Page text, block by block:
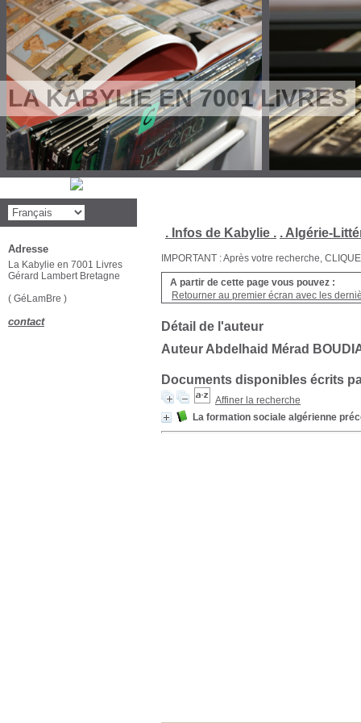
LA KABYLIE EN 7001 LIVRES
. Infos de Kabylie . . Algérie-
IMPORTANT : Après votre recherche,
A partir de cette page vous pouvez :
Retourner au premier écran avec les
Détail de l'auteur
Auteur Abdelhaid Mérad
Documents disponibles écrits
Affiner la recherche
La formation sociale algérienne
Adresse
La Kabylie en 7001 Livres
Gérard Lambert Bretagne
( GéLamBre )
contact